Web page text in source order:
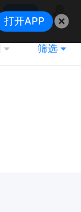
搜索
地图
筛选
打开APP